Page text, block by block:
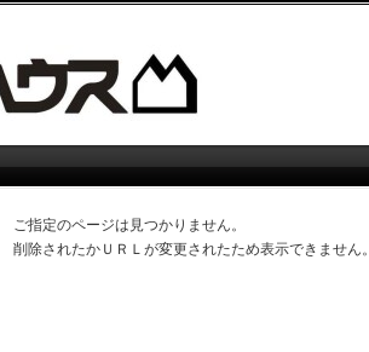
ご指定のページは見つかりません。
削除されたかＵＲＬが変更されたため表示できません。